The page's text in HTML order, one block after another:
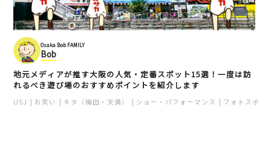
Osaka Bob FAMILY
Bob
地元メディアが推す大阪の人気・定番スポット15選！一度は訪
れるべき遊び場のおすすめポイントを紹介します
USJ お笑い キタ（梅田・天満） ショー・パフォーマンス フォトスポッ